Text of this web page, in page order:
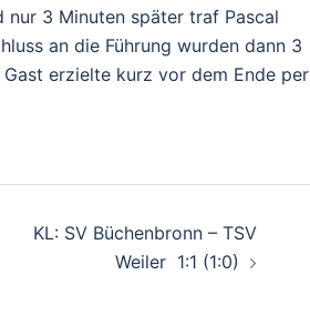
nur 3 Minuten später traf Pascal
an die Führung wurden dann 3
erzielte kurz vor dem Ende per
KL: SV Büchenbronn – TSV
Weiler 1:1 (1:0)